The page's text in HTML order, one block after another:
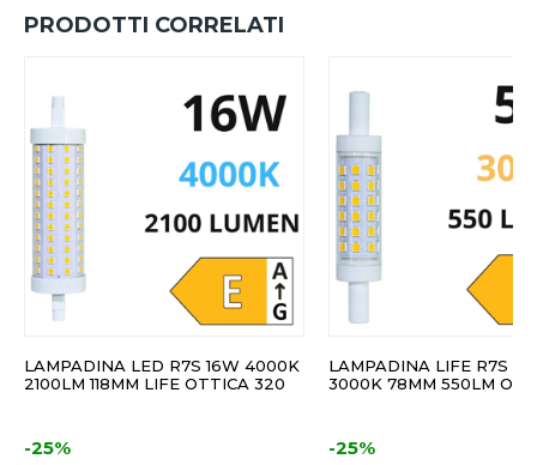
PRODOTTI CORRELATI
LAMPADINA LED R7S 16W 4000K
2100LM 118MM LIFE OTTICA 320
-25%
LAMPADINA LIFE R7S
3000K 78MM 550LM
-25%